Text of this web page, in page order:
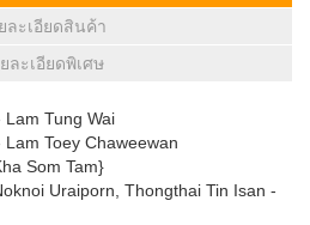
ละเอียดสินค้า
ละเอียดพิเศษ
Tung Wai
Toey Chaweewan
Som Tam}
Uraiporn, Thongthai Tin Isan -